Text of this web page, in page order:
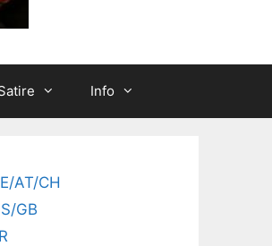
Info
AT/CH
GB